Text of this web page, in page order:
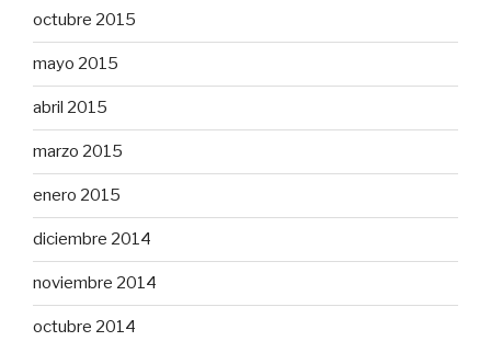
octubre 2015
mayo 2015
abril 2015
marzo 2015
enero 2015
diciembre 2014
noviembre 2014
octubre 2014